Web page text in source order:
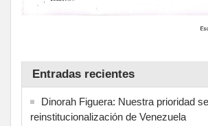
Entradas recientes
Dinorah Figuera: Nuestra prioridad
reinstitucionalización de Venezuela